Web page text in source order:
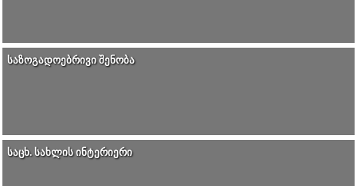
ᲡᲐᲖᲝᲒᲐᲓᲝᲔᲑᲠᲘᲕᲘ ᲨᲔᲜᲝᲑᲐ
ᲡᲐᲪᲮ. ᲡᲐᲮᲚᲘᲡ ᲘᲜᲢᲔᲠᲘᲔᲠᲘ